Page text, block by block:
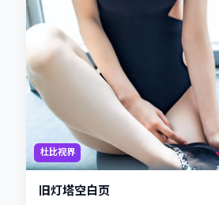
杜比视界
旧灯塔空白页